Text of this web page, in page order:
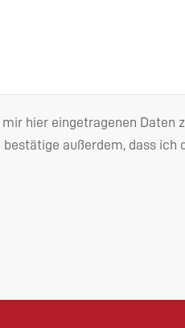
hier eingetragenen
außerdem, dass ich